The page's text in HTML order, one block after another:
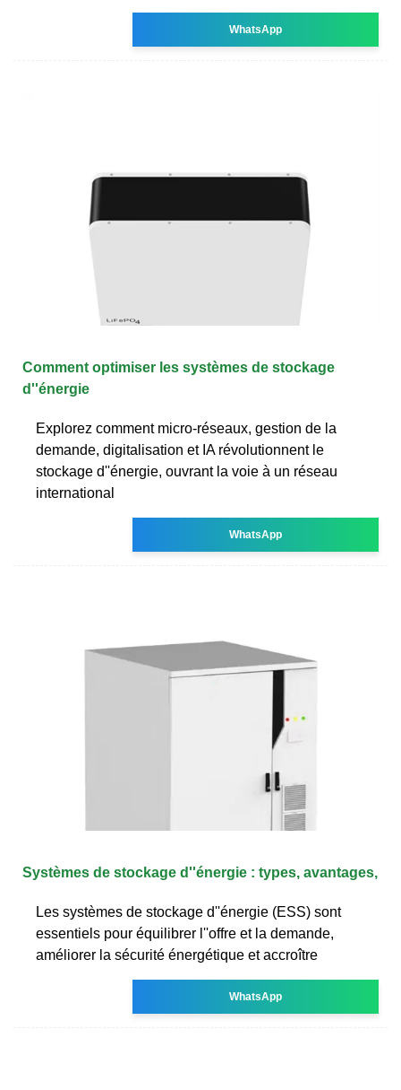
WhatsApp
Comment optimiser les systèmes de stockage
d''énergie
Explorez comment micro-réseaux, gestion de la
demande, digitalisation et IA révolutionnent le
stockage d''énergie, ouvrant la voie à un réseau
international
WhatsApp
Systèmes de stockage d''énergie : types, avantages,
Les systèmes de stockage d''énergie (ESS) sont
essentiels pour équilibrer l''offre et la demande,
améliorer la sécurité énergétique et accroître
WhatsApp